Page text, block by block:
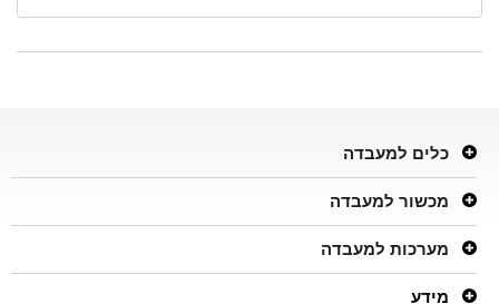
כלים למעבדה
מכשור למעבדה
מערכות למעבדה
מידע